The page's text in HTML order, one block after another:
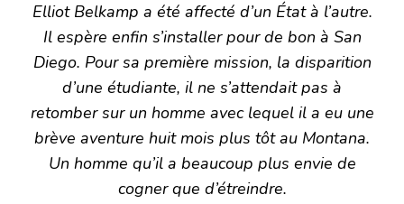
Elliot Belkamp a été affecté d’un État à l’autre.
Il espère enfin s’installer pour de bon à San
Diego. Pour sa première mission, la disparition
d’une étudiante, il ne s’attendait pas à
retomber sur un homme avec lequel il a eu une
brève aventure huit mois plus tôt au Montana.
Un homme qu’il a beaucoup plus envie de
cogner que d’étreindre.